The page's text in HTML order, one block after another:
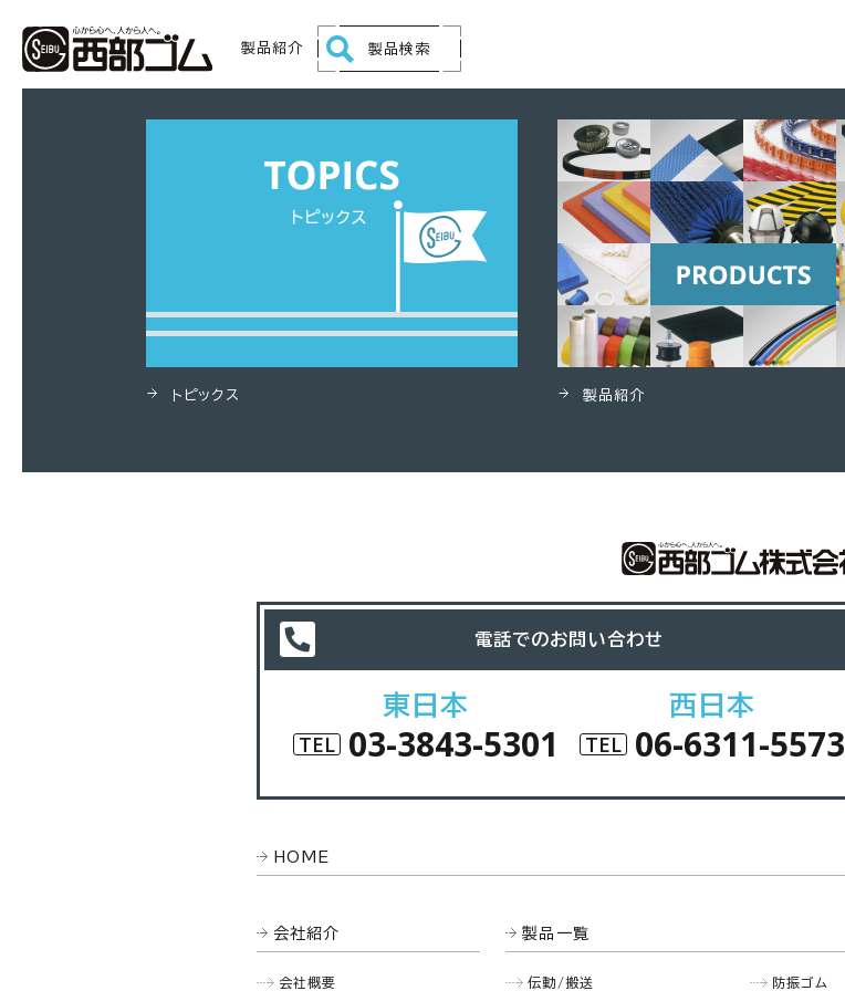
製品紹介 製品検索
HOME ハイブリッドトヨフーズ®
トピックス 製品紹介
電話でのお問い合わせ
東日本
TEL 03-3843-5301
西日本
TEL 06-6311-5573
HOME
会社紹介
会社概要
製品一覧
伝動/搬送 防振ゴム